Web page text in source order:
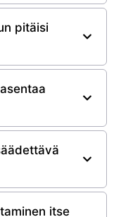
pitäisi
itse